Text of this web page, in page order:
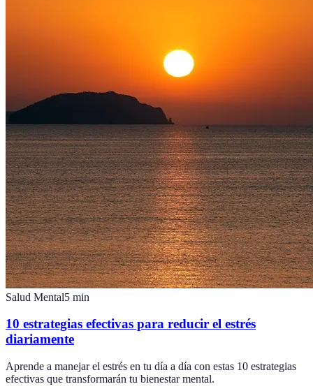
Salud Mental5 min
10 estrategias efectivas para reducir el estrés
diariamente
Aprende a manejar el estrés en tu día a día con estas 10 estrategias
efectivas que transformarán tu bienestar mental.